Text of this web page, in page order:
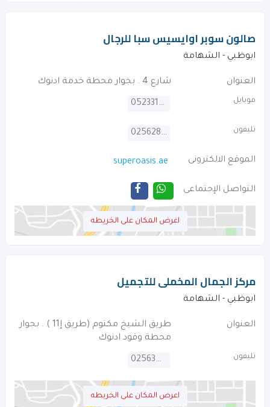
صالون سوبر اوايسيس سبا للرجال
ابوظبي - الشهامة
العنوان شارع 4 . بجوار محطة خدمة ادنوك
موبايل 0523313933
تليفون 025628888
الموقع الالكترونى superoasis.ae
التواصل الإجتماعى
اعرض المكان على الخريطه
مركز الجمال المخملى للتجميل
ابوظبي - الشهامة
العنوان
طريق الشيخ مكتوم (طريق إ11 ) . بجوار
محطة وقود ادنوك
تليفون 025634677
اعرض المكان على الخريطه